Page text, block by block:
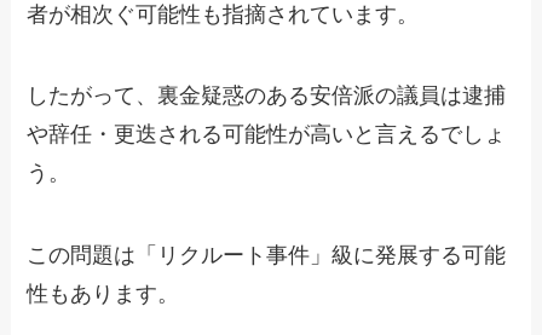
者が相次ぐ可能性も指摘されています。
したがって、裏金疑惑のある安倍派の議員は逮捕
や辞任・更迭される可能性が高いと言えるでしょ
う。
この問題は「リクルート事件」級に発展する可能
性もあります。